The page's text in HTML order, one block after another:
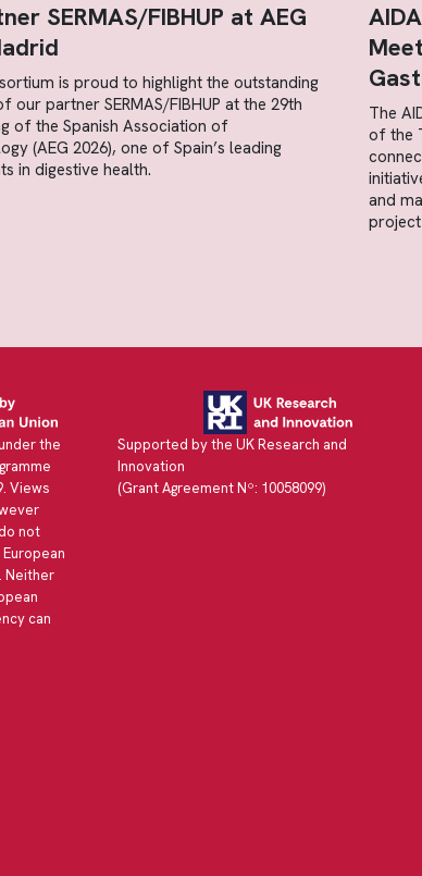
SERMAS/FIBHUP at AEG
is proud to highlight the outstanding
our partner SERMAS/FIBHUP at the 29th
of the Spanish Association of
(AEG 2026), one of Spain’s leading
in digestive health.
The
of the
and
the
Views
not
Neither
can
Supported by the UK Research and
Innovation
(Grant Agreement Nº: 10058099)